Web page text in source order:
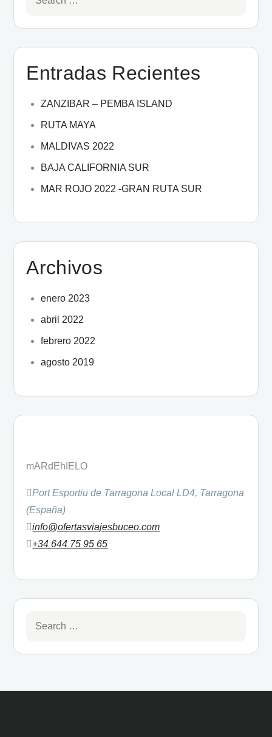
Entradas Recientes
ZANZIBAR – PEMBA ISLAND
RUTA MAYA
MALDIVAS 2022
BAJA CALIFORNIA SUR
MAR ROJO 2022 -GRAN RUTA SUR
Archivos
enero 2023
abril 2022
febrero 2022
agosto 2019
mARdEhIELO
Port Esportiu de Tarragona Local LD4, Tarragona
(España)
info@ofertasviajesbuceo.com
+34 644 75 95 65